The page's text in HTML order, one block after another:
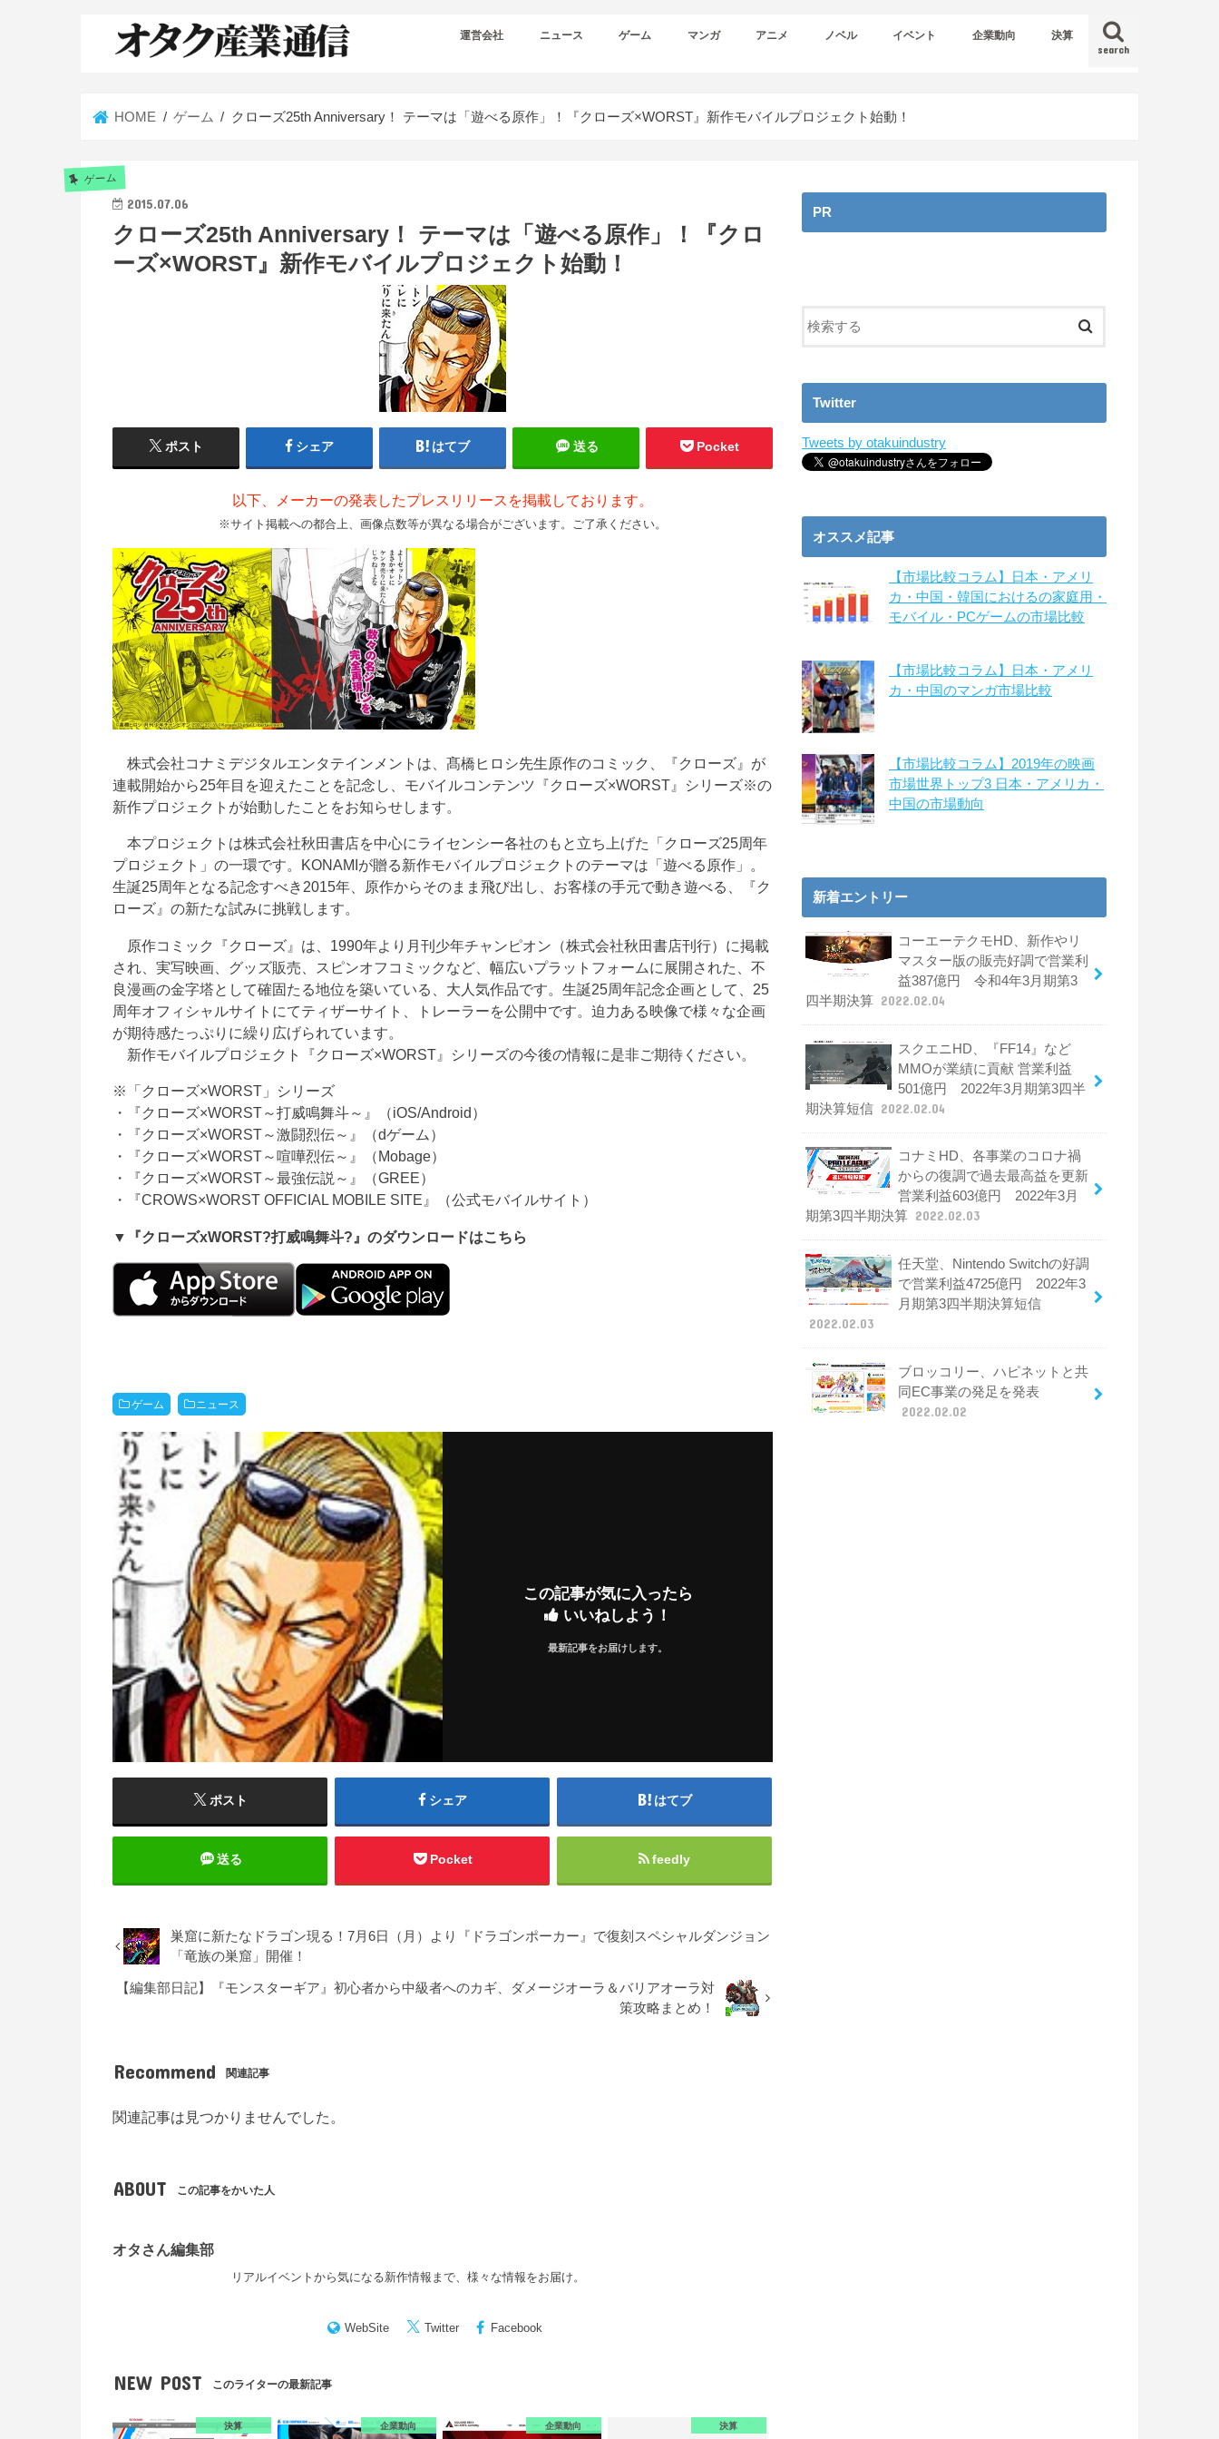
search
運営会社 ニュース ゲーム マンガ アニメ ノベル イベント 企業動向 決算
HOME ゲーム クローズ25th Anniversary！ テーマは「遊べる原作」！『クローズ×WORST』新作モバイルプロジェクト始動！
ゲーム
2015.07.06
クローズ25th Anniversary！ テーマは「遊べる原作」！『クロ
ーズ×WORST』新作モバイルプロジェクト始動！
ポスト シェア はてブ 送る Pocket
以下、メーカーの発表したプレスリリースを掲載しております。
※サイト掲載への都合上、画像点数等が異なる場合がございます。ご了承ください。
株式会社コナミデジタルエンタテインメントは、髙橋ヒロシ先生原作のコミック、『クローズ』が
連載開始から25年目を迎えたことを記念し、モバイルコンテンツ『クローズ×WORST』シリーズ※の
新作プロジェクトが始動したことをお知らせします。
本プロジェクトは株式会社秋田書店を中心にライセンシー各社のもと立ち上げた「クローズ25周年
プロジェクト」の一環です。KONAMIが贈る新作モバイルプロジェクトのテーマは「遊べる原作」。
生誕25周年となる記念すべき2015年、原作からそのまま飛び出し、お客様の手元で動き遊べる、『ク
ローズ』の新たな試みに挑戦します。
原作コミック『クローズ』は、1990年より月刊少年チャンピオン（株式会社秋田書店刊行）に掲載
され、実写映画、グッズ販売、スピンオフコミックなど、幅広いプラットフォームに展開された、不
良漫画の金字塔として確固たる地位を築いている、大人気作品です。生誕25周年記念企画として、25
周年オフィシャルサイトにてティザーサイト、トレーラーを公開中です。迫力ある映像で様々な企画
が期待感たっぷりに繰り広げられています。
新作モバイルプロジェクト『クローズ×WORST』シリーズの今後の情報に是非ご期待ください。
※「クローズ×WORST」シリーズ
・『クローズ×WORST～打威鳴舞斗～』（iOS/Android）
・『クローズ×WORST～激闘烈伝～』（dゲーム）
・『クローズ×WORST～喧嘩烈伝～』（Mobage）
・『クローズ×WORST～最強伝説～』（GREE）
・『CROWS×WORST OFFICIAL MOBILE SITE』（公式モバイルサイト）
▼『クローズxWORST?打威鳴舞斗?』のダウンロードはこちら
ゲーム ニュース
この記事が気に入ったら
いいねしよう！
最新記事をお届けします。
ポスト シェア はてブ
送る Pocket feedly
巣窟に新たなドラゴン現る！7月6日（月）より『ドラゴンポーカー』で復刻スペシャルダンジョン
「竜族の巣窟」開催！
【編集部日記】『モンスターギア』初心者から中級者へのカギ、ダメージオーラ＆バリアオーラ対
策攻略まとめ！
Recommend 関連記事
関連記事は見つかりませんでした。
ABOUT この記事をかいた人
オタさん編集部
リアルイベントから気になる新作情報まで、様々な情報をお届け。
WebSite Twitter Facebook
NEW POST このライターの最新記事
決算 企業動向 企業動向 決算
PR
Twitter
Tweets by otakuindustry
オススメ記事
【市場比較コラム】日本・アメリ
カ・中国・韓国におけるの家庭用・
モバイル・PCゲームの市場比較
【市場比較コラム】日本・アメリ
カ・中国のマンガ市場比較
【市場比較コラム】2019年の映画
市場世界トップ3 日本・アメリカ・
中国の市場動向
新着エントリー
コーエーテクモHD、新作やリ
マスター版の販売好調で営業利
益387億円 令和4年3月期第3
四半期決算 2022.02.04
スクエニHD、『FF14』など
MMOが業績に貢献 営業利益
501億円 2022年3月期第3四半
期決算短信 2022.02.04
コナミHD、各事業のコロナ禍
からの復調で過去最高益を更新
営業利益603億円 2022年3月
期第3四半期決算 2022.02.03
任天堂、Nintendo Switchの好調
で営業利益4725億円 2022年3
月期第3四半期決算短信
2022.02.03
ブロッコリー、ハピネットと共
同EC事業の発足を発表
2022.02.02